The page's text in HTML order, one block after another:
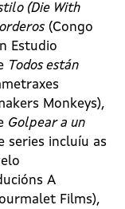
(Die With
(Congo
Estudio
Todos están
Monkeys),
Golpear a un
series incluíu as
A
Films),